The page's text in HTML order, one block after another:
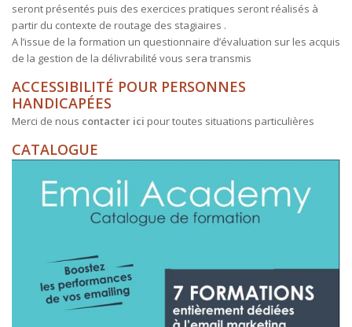
seront présentés puis des exercices pratiques seront réalisés à
partir du contexte de routage des stagiaires .
A l’issue de la formation un questionnaire d’évaluation sur les acquis
de la gestion de la délivrabilité vous sera transmis
ACCESSIBILITÉ POUR PERSONNES
HANDICAPÉES
Merci de nous contacter ici pour toutes situations particulières
CATALOGUE